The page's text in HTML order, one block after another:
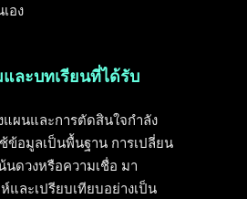
อง
ละบทเรียนที่ได้รับ
แผนและการตัดสินใจกำลัง
ข้อมูลเป็นพื้นฐาน การเปลี่ยน
นดวงหรือความเชื่อ มา
และเปรียบเทียบอย่างเป็น